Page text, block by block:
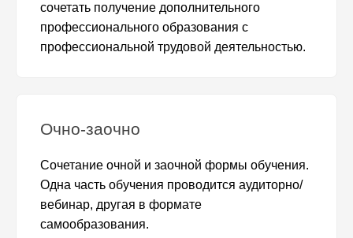
сочетать получение дополнительного
профессионального образования с
профессиональной трудовой деятельностью.
Очно-заочно
Сочетание очной и заочной формы обучения.
Одна часть обучения проводится аудиторно/
вебинар, другая в формате
самообразования.